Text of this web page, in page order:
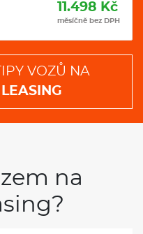
11.498 Kč
měsíčně bez DPH
VOZŮ NA
na